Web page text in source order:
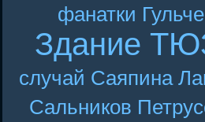
фанатки
Здание
случай Саяпина
Сальников